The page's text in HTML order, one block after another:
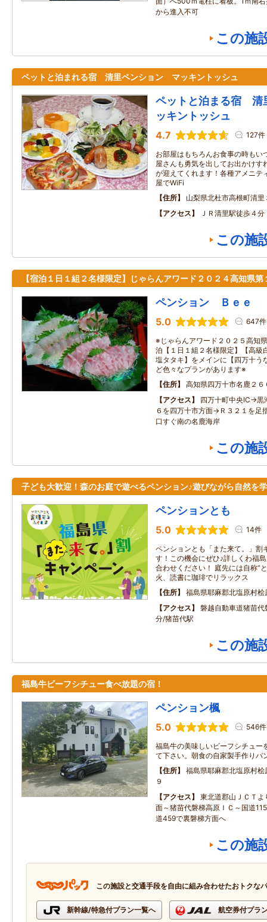
から進入不可
この施
ペットと泊まれる宿 清里ペンション マッキントッシュ
ペットと泊まる宿
ッキントッシュ
4.7 127件
お部屋はもちろんお食事の時もい
屋さんも勇気を出してお出かけす
が迎えてくれます！各種アメニテ
屋でWiFi
住所
山梨県北杜市高根町清
アクセス
ＪＲ清里駅徒歩４分
この施
【宿泊１日１組２名様限定】じゃらんアワード２０２４高知県第
ペンション Ｂｅｅ
5.0 647件
※じゃらんアワード２０２５高知
泊【１日１組２名様限定】【高級
塩タタキ】をメインに【四万十う
ど色々なプランがあります※
住所
高知県四万十市名鹿２６
アクセス
四万十町中央IC→
６を四万十市方面→Ｒ３２１を足
口すぐ南の名鹿海岸
この施
子ども大歓迎！森のお庭で遊べるペンション♪遊びながら自然を
ペンションとも
5.0 14件
ペンションとも「また来て。」割
す！この機会にぜひ♪詳しくわ福
合わせください！ 庭先には自称“
火、読書に珈琲でリラックス
住所
福島県耶麻郡北塩原村桧
アクセス
磐越自動車道猪苗
分/猪苗代駅
この施
福島牛ビーフシチュー食べ放題の宿！
ペンション楓
5.0 546件
福島牛の美味しいビーフシチュー
て下さい。朝食の自家製手作りパ
住所
福島県耶麻郡北塩原村
９
アクセス
東北道郡山ＪＣＴ
面～猪苗代磐梯高原ＩＣ～国道
道459で裏磐梯方面へ
この施
この施設と交通手段を自由に組み合わせたおトクな
新幹線/特急付プラン一覧へ 航空券付プラ